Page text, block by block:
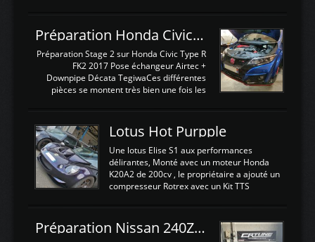
d'envoyer l'information de la large bande
dans le boitier. sydney sweeney deepfake
La sortie 0-5V de l'afr sera connectée sur
l'entrée AN Volt 8 et GndAN pour
Analogique, et Volt car l'information est une
tension (Pas une résistance variable d'un
est temps de brancher le ...
Préparation Honda Civic Type R FK2
Préparation Stage 2 sur Honda Civic Type R
FK2 2017 Pose échangeur Airtec +
Downpipe Décata TegiwaCes différentes
pièces se montent très bien une fois les
légere découpe du plastique inferieur,
negénant en rien la structure ou le
fonctionnement du fond plat. Une
reprogrammation Stage 2 est faite sur le
calculateur d'origine. Une alternative
économique au passage sur Hondata
d'origine 310cv et 400Nn , Une fois
reprogrammé et les ...
Lotus Hot Purpple
Une lotus Elise S1 aux performances
délirantes, Monté avec un moteur Honda
K20A2 de 200cv , le propriétaire a ajouté un
compresseur Rotrex avec un Kit TTS
d'augmenter la puissance de son moteur:
un watercooler a été ajouté. 300Cv sans
Préparation Nissan 240Z SR20DET